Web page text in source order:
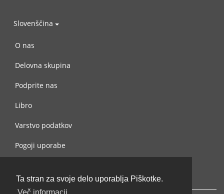
Ta stran za svoje delo uporablja Piškotke.
Slovenščina
O nas
Delovna skupina
Podprite nas
Libro
Varstvo podatkov
Pogoji uporabe